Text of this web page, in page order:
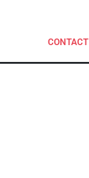
CONTACT